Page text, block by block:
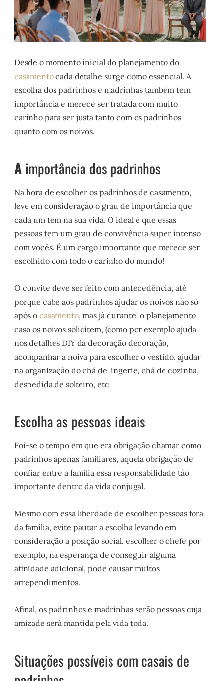
Desde o momento inicial do planejamento do
casamento cada detalhe surge como essencial. A
escolha dos padrinhos e madrinhas também tem
importância e merece ser tratada com muito
carinho para ser justa tanto com os padrinhos
quanto com os noivos.
A importância dos padrinhos
Na hora de escolher os padrinhos de casamento,
leve em consideração o grau de importância que
cada um tem na sua vida. O ideal é que essas
pessoas tem um grau de convivência super intenso
com vocês. É um cargo importante que merece ser
escolhido com todo o carinho do mundo!
O convite deve ser feito com antecedência, até
porque cabe aos padrinhos ajudar os noivos não só
após ocasamento, mas já durante o planejamento
caso os noivos solicitem, (como por exemplo ajuda
nos detalhes DIY da decoração decoração,
acompanhar a noiva para escolher o vestido, ajudar
na organização do chá de lingerie, chá de cozinha,
despedida de solteiro, etc.
Escolha as pessoas ideais
Foi-se o tempo em que era obrigação chamar como
padrinhos apenas familiares, aquela obrigação de
confiar entre a família essa responsabilidade tão
importante dentro da vida conjugal.
Mesmo com essa liberdade de escolher pessoas fora
da família, evite pautar a escolha levando em
consideração a posição social, escolher o chefe por
exemplo, na esperança de conseguir alguma
afinidade adicional, pode causar muitos
arrependimentos.
Afinal, os padrinhos e madrinhas serão pessoas cuja
amizade será mantida pela vida toda.
Situações possíveis com casais de